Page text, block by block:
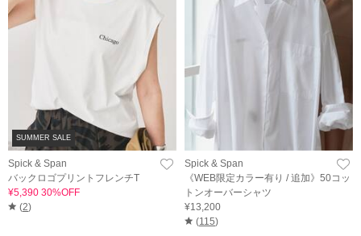
SUMMER SALE
Spick & Span
バックロゴプリントフレンチT
¥5,390 30%OFF
(2)
Spick & Span
《WEB限定カラー有り / 追加》50コッ
トンオーバーシャツ
¥13,200
(115)